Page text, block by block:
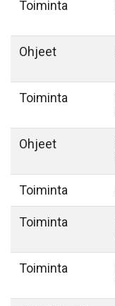
Toiminta
Ohjeet
Toiminta
Ohjeet
Toiminta
Toiminta
Toiminta